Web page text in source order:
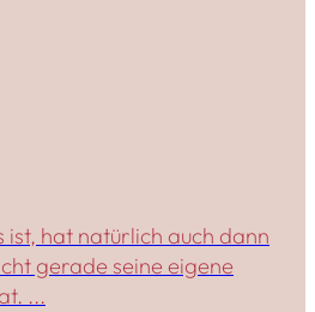
ist, hat natürlich auch dann
gerade seine eigene
...